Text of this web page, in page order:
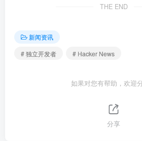
THE END
新闻资讯
# 独立开发者
# Hacker News
如果对您有帮助，欢迎分
分享